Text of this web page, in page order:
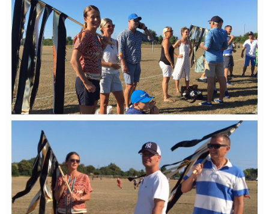
KALENDER
BILDGALLERI
DOKUMENT
VÅRA LAG
KLÄDBESTÄLLNING
SPONSORER
KLUBBMAGASIN